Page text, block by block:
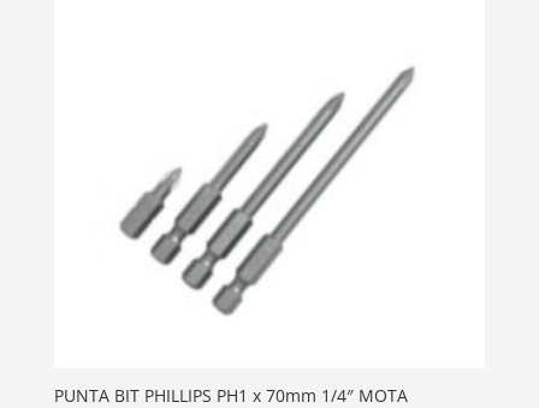
PUNTA BIT PHILLIPS PH1 x 70mm 1/4″ MOTA